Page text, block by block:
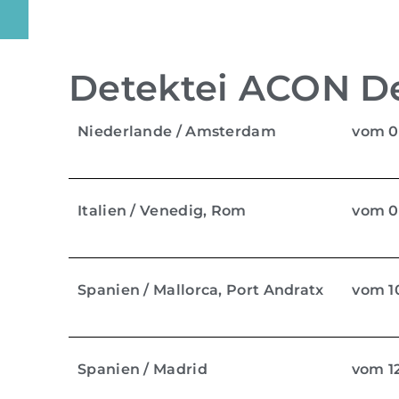
Detektei ACON
Niederlande / Amsterdam vom
Italien / Venedig, Rom vom
Spanien / Mallorca, Port Andratx vom
Spanien / Madrid vom